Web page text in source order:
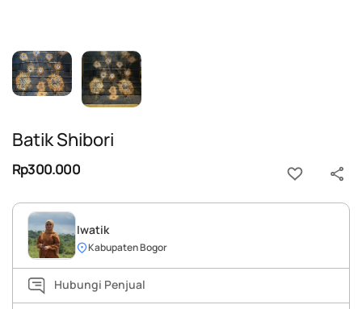
Batik Shibori
Rp300.000
Iwatik
Kabupaten Bogor
Hubungi Penjual